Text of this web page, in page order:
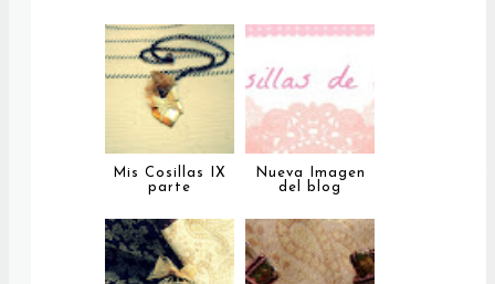
Mis Cosillas IX
parte
Nueva Imagen
del blog